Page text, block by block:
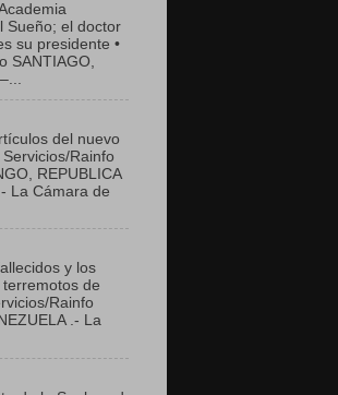
Sueño; el doctor
su presidente •
SANTIAGO,
del nuevo
Rainfo
REPUBLICA
La Cámara de
y los
de
Rainfo
.- La